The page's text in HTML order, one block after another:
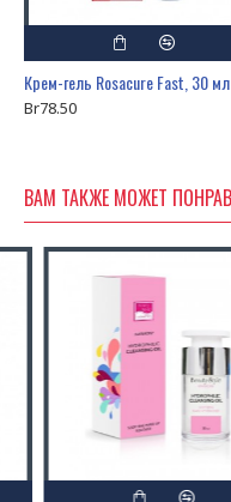
Крем-гель Rosacure Fast, 30 мл
Br78.50
ВАМ ТАКЖЕ МОЖЕТ